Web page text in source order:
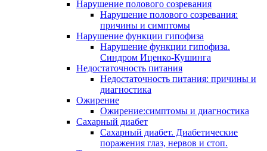
Нарушение полового созревания
Нарушение полового созревания:
причины и симптомы
Нарушение функции гипофиза
Нарушение функции гипофиза.
Синдром Иценко-Кушинга
Недостаточность питания
Недостаточность питания: причины и
диагностика
Ожирение
Ожирение:симптомы и диагностика
Сахарный диабет
Сахарный диабет. Диабетические
поражения глаз, нервов и стоп.